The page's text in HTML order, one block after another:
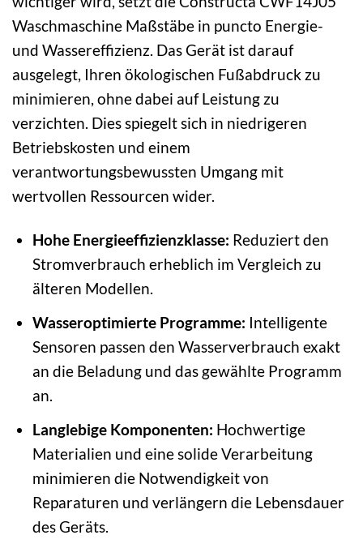
Waschmaschine Maßstäbe in puncto Energie-
und Wassereffizienz. Das Gerät ist darauf
ausgelegt, Ihren ökologischen Fußabdruck zu
minimieren, ohne dabei auf Leistung zu
verzichten. Dies spiegelt sich in niedrigeren
Betriebskosten und einem
verantwortungsbewussten Umgang mit
wertvollen Ressourcen wider.
Hohe Energieeffizienzklasse: Reduziert den
Stromverbrauch erheblich im Vergleich zu
älteren Modellen.
Wasseroptimierte Programme: Intelligente
Sensoren passen den Wasserverbrauch exakt
an die Beladung und das gewählte Programm
an.
Langlebige Komponenten: Hochwertige
Materialien und eine solide Verarbeitung
minimieren die Notwendigkeit von
Reparaturen und verlängern die Lebensdauer
des Geräts.